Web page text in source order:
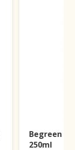
Begreen
250ml